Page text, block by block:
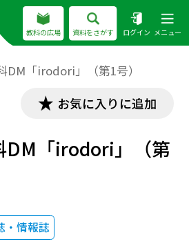
教科の広場 資料をさがす ログイン メニュー
DM「irodori」（第1号）
お気に入りに追加
DM「irodori」（第
・情報誌